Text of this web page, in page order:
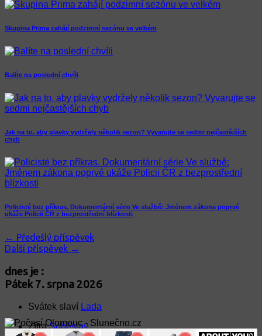
Skupina Prima zahájí podzimní sezónu ve velkém
Balíte na poslední chvíli
Jak na to, aby plavky vydržely několik sezon? Vyvarujte se sedmi nejčastějších
chyb
Policisté bez příkras. Dokumentární série Ve službě: Jménem zákona poprvé
ukáže Policii ČR z bezprostřední blízkosti
← Předešlý příspěvek
Další příspěvek →
dnes je :
Pátek 7. srpna 2026
Svátek slaví Lada
ZítraSoběslav